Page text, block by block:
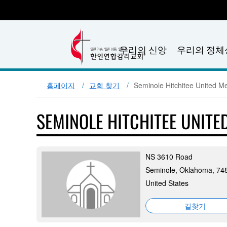
우리의 신앙 우리의 정체
홈페이지 교회 찾기 Seminole Hitchitee United
SEMINOLE HITCHITEE
NS 3610 Road
Seminole, Oklahoma,
United States
길찾기